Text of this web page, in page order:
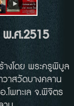
.ศ.2515
งโดย พระครูพิบูล
าสวัดบางคลาน
พทะเล จ.พิจิตร